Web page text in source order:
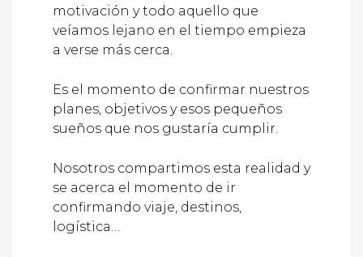
motivación y todo aquello que
veíamos lejano en el tiempo empieza
a verse más cerca.
Es el momento de confirmar nuestros
planes, objetivos y esos pequeños
sueños que nos gustaría cumplir.
Nosotros compartimos esta realidad y
se acerca el momento de ir
confirmando viaje, destinos,
logística…